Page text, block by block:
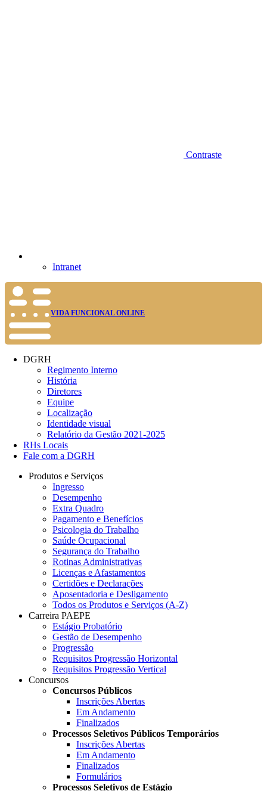
Contraste
Intranet
VIDA FUNCIONAL ONLINE
DGRH
Regimento Interno
História
Diretores
Equipe
Localização
Identidade visual
Relatório da Gestão 2021-2025
RHs Locais
Fale com a DGRH
Produtos e Serviços
Ingresso
Desempenho
Extra Quadro
Pagamento e Benefícios
Psicologia do Trabalho
Saúde Ocupacional
Segurança do Trabalho
Rotinas Administrativas
Licenças e Afastamentos
Certidões e Declarações
Aposentadoria e Desligamento
Todos os Produtos e Serviços (A-Z)
Carreira PAEPE
Estágio Probatório
Gestão de Desempenho
Progressão
Requisitos Progressão Horizontal
Requisitos Progressão Vertical
Concursos
Concursos Públicos
Inscrições Abertas
Em Andamento
Finalizados
Processos Seletivos Públicos Temporários
Inscrições Abertas
Em Andamento
Finalizados
Formulários
Processos Seletivos de Estágio